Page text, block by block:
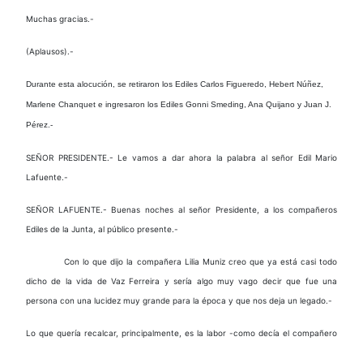
Muchas gracias.-
(Aplausos).-
Durante esta alocución, se retiraron los Ediles Carlos Figueredo, Hebert Núñez,
Marlene Chanquet e ingresaron los Ediles Gonni Smeding, Ana Quijano y Juan J.
Pérez.-
SEÑOR PRESIDENTE.- Le vamos a dar ahora la palabra al señor Edil Mario
Lafuente.-
SEÑOR LAFUENTE.- Buenas noches al señor Presidente, a los compañeros
Ediles de la Junta, al público presente.-
Con lo que dijo la compañera Lilia Muniz creo que ya está casi todo
dicho de la vida de Vaz Ferreira y sería algo muy vago decir que fue una
persona con una lucidez muy grande para la época y que nos deja un legado.-
Lo que quería recalcar, principalmente, es la labor -como decía el compañero